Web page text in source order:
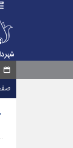
۱۰